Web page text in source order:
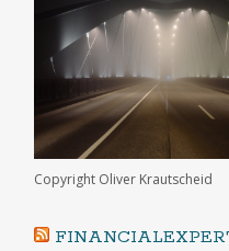
Copyright Oliver Krautscheid